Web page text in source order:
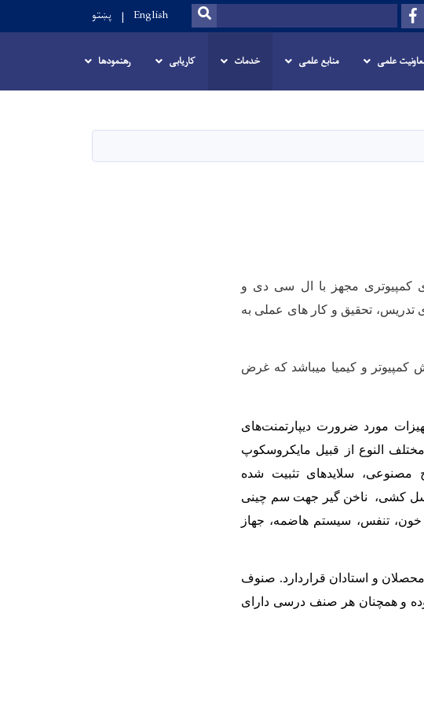
Youtube
Facebook
Search
SEARCH
English پښتو
علمی منابع علمی خدمات کاریابی رهنمودها
کمپیوتری مجهز با ال سی دی و
تدریس، تحقیق و کار های عملی به
کمپیوتر و کیمیا می­باشد که غرض
مورد ضرورت دیپارتمنت‌های
النوع از قبیل مایکروسکوپ
مصنوعی، سلایدهای تثبیت شده
کشی، ناخن گیر جهت سم چینی
خون، تنفس، سیستم هاضمه، جهاز
و استادان قراردارد. صنوف
و همچنان هر صنف درسی دارای